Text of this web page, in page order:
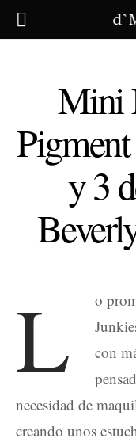
Mini
y 3
L
o
con
necesidad de
creando unos